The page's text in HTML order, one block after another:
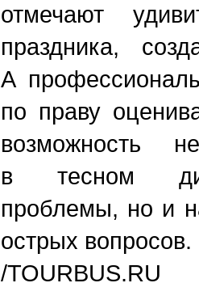
отмечают
праздника,
А
по праву
возможность
в тесном
проблемы, но и
острых вопросов.
/TOURBUS.RU